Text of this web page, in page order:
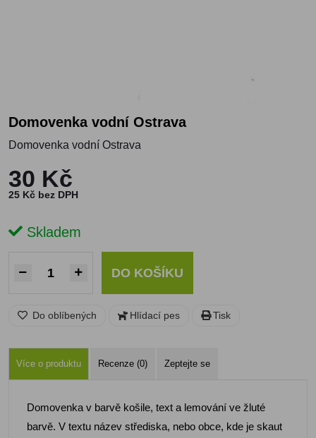
Domovenka vodní Ostrava
Domovenka vodní Ostrava
30 Kč
25 Kč bez DPH
Skladem
DO KOŠÍKU
Do oblíbených Hlídací pes Tisk
Více o produktu Recenze (0) Zeptejte se
Domovenka v barvě košile, text a lemování ve žluté
barvě. V textu název střediska, nebo obce, kde je skaut